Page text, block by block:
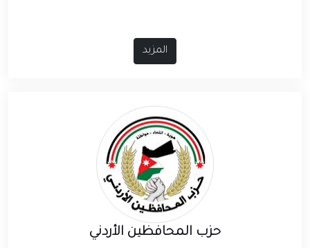
المزيد
حزب المحافظين الأردني